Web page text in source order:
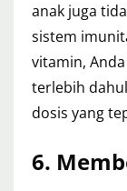
anak juga
sistem
vitamin,
terlebih
dosis yang
6.